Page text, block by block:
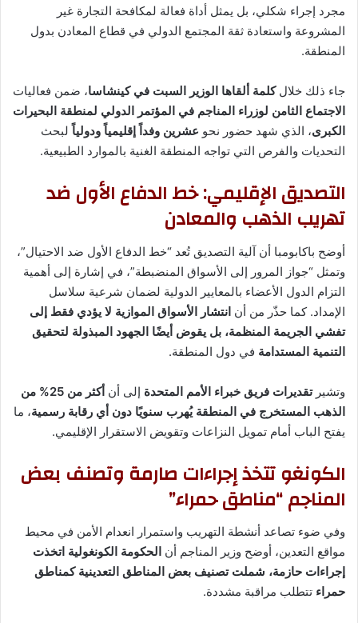
مجرد إجراء شكلي، بل يمثل أداة فعالة لمكافحة التجارة غير
المشروعة واستعادة ثقة المجتمع الدولي في قطاع المعادن بدول
المنطقة.
جاء ذلك خلالكلمة ألقاها الوزير السبت في كينشاسا، ضمن فعاليات
الاجتماع الثامن لوزراء المناجم في المؤتمر الدولي لمنطقة البحيرات
الكبرى، الذي شهد حضور نحو عشرين وفداً إقليمياً ودولياً لبحث
التحديات والفرص التي تواجه المنطقة الغنية بالموارد الطبيعية.
التصديق الإقليمي: خط الدفاع الأول ضد
تهريب الذهب والمعادن
أوضح باكابومبا أن آلية التصديق تُعد “خط الدفاع الأول ضد الاحتيال”،
وتمثل “جواز المرور إلى الأسواق المنضبطة”، في إشارة إلى أهمية
التزام الدول الأعضاء بالمعايير الدولية لضمان شرعية سلاسل
الإمداد. كما حذّر من أن انتشار الأسواق الموازية لا يؤدي فقط إلى
تفشي الجريمة المنظمة، بل يقوض أيضًا الجهود المبذولة لتحقيق
التنمية المستدامة في دول المنطقة.
وتشيرتقديرات فريق خبراء الأمم المتحدة إلى أن
أكثر من 25% من
الذهب المستخرج في المنطقة يُهرب سنويًا دون أي رقابة رسمية، ما
يفتح الباب أمام تمويل النزاعات وتقويض الاستقرار الإقليمي.
الكونغو تتخذ إجراءات صارمة وتصنف بعض
المناجم “مناطق حمراء”
وفي ضوء تصاعد أنشطة التهريب واستمرار انعدام الأمن في محيط
مواقع التعدين، أوضح وزير المناجم أن الحكومة الكونغولية اتخذت
إجراءات حازمة، شملت تصنيف بعض المناطق التعدينية كمناطق
حمراء تتطلب مراقبة مشددة.